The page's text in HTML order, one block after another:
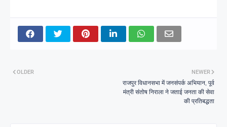
NEWER
राजपुर विधानसभा में जनसंपर्क अभियान, पूर्व
मंत्री संतोष निराला ने जताई जनता की सेवा
की प्रतिबद्धता
OLDER